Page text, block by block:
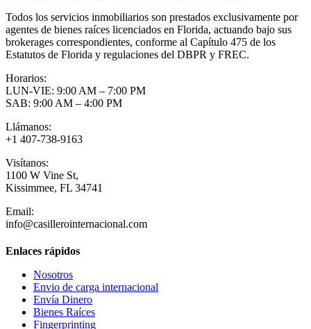
Todos los servicios inmobiliarios son prestados exclusivamente por
agentes de bienes raíces licenciados en Florida, actuando bajo sus
brokerages correspondientes, conforme al Capítulo 475 de los
Estatutos de Florida y regulaciones del DBPR y FREC.
Horarios:
LUN-VIE: 9:00 AM – 7:00 PM
SAB: 9:00 AM – 4:00 PM
Llámanos:
+1 407-738-9163
Visítanos:
1100 W Vine St,
Kissimmee, FL 34741
Email:
info@casillerointernacional.com
Enlaces rápidos
Nosotros
Envio de carga internacional
Envía Dinero
Bienes Raíces
Fingerprinting